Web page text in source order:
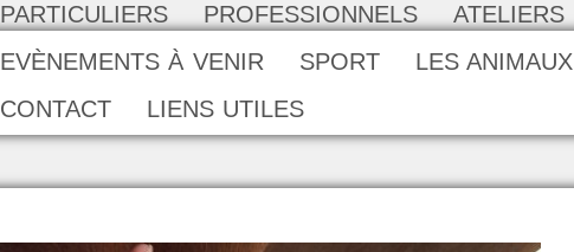
PARTICULIERS PROFESSIONNELS ATELIERS
EVÈNEMENTS À VENIR
SPORT LES ANIMAUX
CONTACT
LIENS UTILES